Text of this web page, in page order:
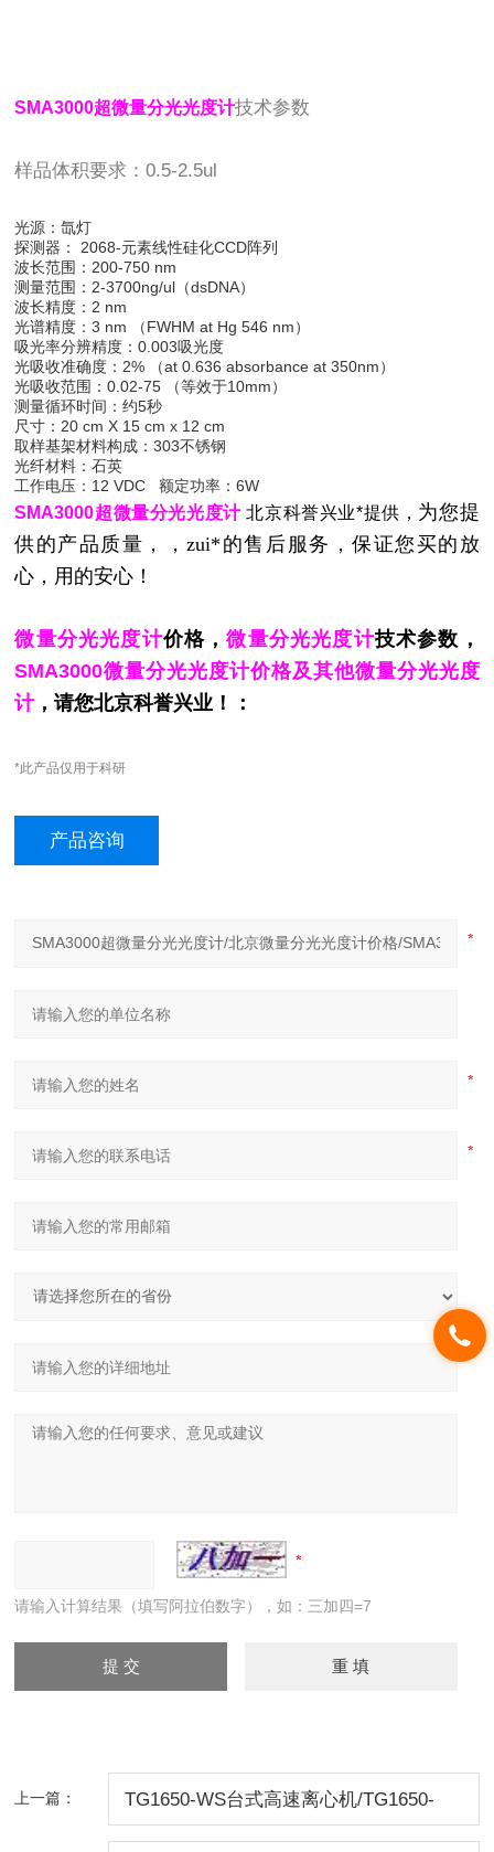
SMA3000超微量分光光度计技术参数
样品体积要求：0.5-2.5ul
光源：氙灯
探测器： 2068-元素线性硅化CCD阵列
波长范围：200-750 nm
测量范围：2-3700ng/ul（dsDNA）
波长精度：2 nm
光谱精度：3 nm （FWHM at Hg 546 nm）
吸光率分辨精度：0.003吸光度
光吸收准确度：2% （at 0.636 absorbance at 350nm）
光吸收范围：0.02-75 （等效于10mm）
测量循环时间：约5秒
尺寸：20 cm X 15 cm x 12 cm
取样基架材料构成：303不锈钢
光纤材料：石英
工作电压：12 VDC
额定功率：6W
SMA3000超微量分光光度计北京科誉兴业*提供， 为您提
供的产品质量，，zui*的售后服务，保证您买的放
心，用的安心！
微量分光光度计价格，微量分光光度计技术参数，
SMA3000微量分光光度计价格及其他微量分光光度
计，请您北京科誉兴业！：
*此产品仅用于科研
产品咨询
请输入计算结果（填写阿拉伯数字），如：三加四=7
上一篇： TG1650-WS台式高速离心机/TG1650-